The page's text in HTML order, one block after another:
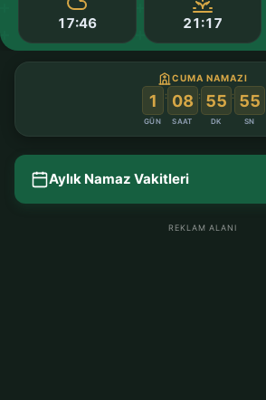
17:46 21:17
CUMA NAMAZI
1
GÜN
: 08
SAAT
: 55
DK
: 54
SN
Aylık Namaz Vakitleri
REKLAM ALANI